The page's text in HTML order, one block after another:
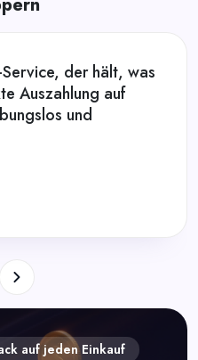
der hält, was
Auszahlung auf
und
auf jeden Einkauf